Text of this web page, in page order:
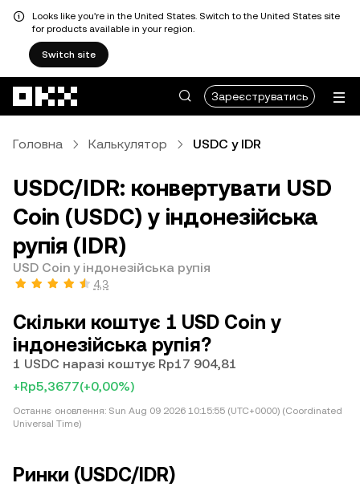
Looks like you're in the United States. Switch to the United States site
for products available in your region.
Switch site
Зареєструватись
Головна Калькулятор USDC у IDR
USDC/IDR: конвертувати USD
Coin (USDC) у індонезійська
рупія (IDR)
USD Coin у індонезійська рупія
4,3
Скільки коштує 1 USD Coin у
індонезійська рупія?
1 USDC наразі коштує Rp17 904,81
+Rp5,3677(+0,00%)
Останнє оновлення: Sun Aug 09 2026 10:15:55 (UTC+0000) (Coordinated
Universal Time)
Ринки (USDC/IDR)